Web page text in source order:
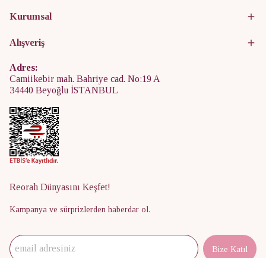
Kurumsal
Alışveriş
Adres:
Camiikebir mah. Bahriye cad. No:19 A
34440 Beyoğlu İSTANBUL
Reorah Dünyasını Keşfet!
Kampanya ve sürprizlerden haberdar ol.
Bize Katıl